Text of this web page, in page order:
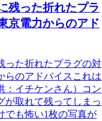
残った折れたプラ
京電力からのアド
った折れたプラグの対
らのアドバイスこれは
：イチケンさん）コン
が取れて残ってしまっ
でも怖い1枚の写真が